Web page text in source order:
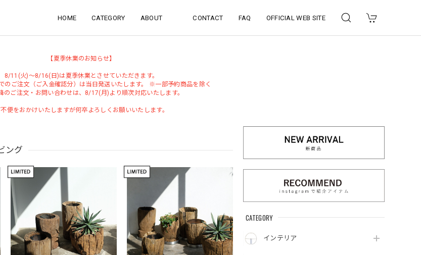
HOME CATEGORY ABOUT CONTACT FAQ OFFICIAL WEB SITE
【夏季休業のお知らせ】
8/11(火)～8/16(日)は夏季休業とさせていただきます。
のご注文（ご入金確認分）は当日発送いたします。 ※一部予約商品を除く
のご注文・お問い合わせは、8/17(月)より順次対応いたします。
不便をおかけいたしますが何卒よろしくお願いいたします。
CATEGORY
インテリア
ング